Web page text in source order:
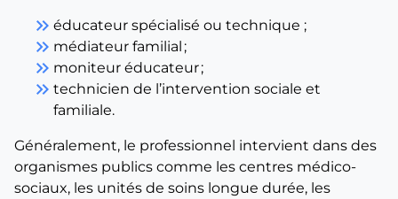
keyboard_double_arrow_right éducateur spécialisé ou technique ;
keyboard_double_arrow_right médiateur familial ;
keyboard_double_arrow_right moniteur éducateur ;
keyboard_double_arrow_right technicien de l’intervention sociale et
familiale.
Généralement, le professionnel intervient dans des
organismes publics comme les centres médico-
sociaux, les unités de soins longue durée, les